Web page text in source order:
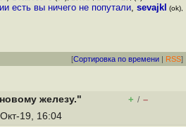
есть вы ничего не попутали, sevajkl (ok),
[Сортировка по времени | RSS]
железу." + / –
19, 16:04